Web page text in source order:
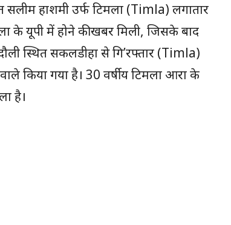
सलीम हाशमी उर्फ टिमला (Timla) लगातार
के यूपी में होने की खबर मिली, जिसके बाद
स्थित सकलडीहा से गि’रफ्तार (Timla)
किया गया है। 30 वर्षीय टिमला आरा के
है।